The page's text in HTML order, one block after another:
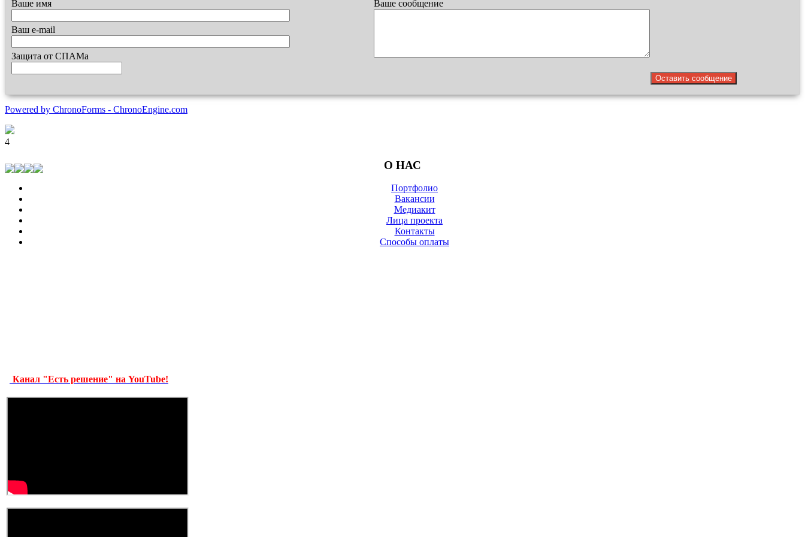
Ваше имя
Ваш e-mail
Защита от СПАМа
Ваше сообщение
Powered by ChronoForms - ChronoEngine.com
4
О НАС
Портфолио
Вакансии
Медиакит
Лица проекта
Контакты
Способы оплаты
Канал "Есть решение" на YouTube!